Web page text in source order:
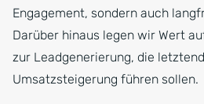
Engagement, sondern auch
Darüber hinaus legen wir Wert
zur Leadgenerierung, die
Umsatzsteigerung führen sollen.